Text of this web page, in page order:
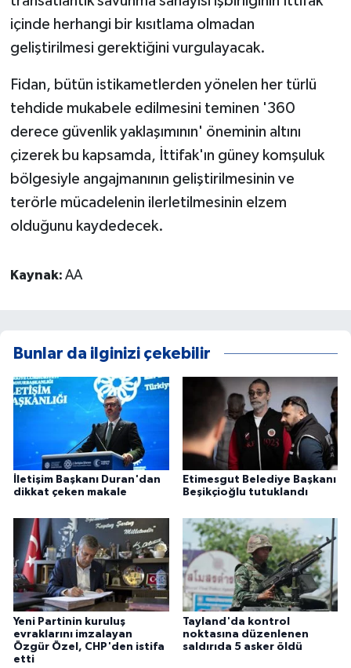
içinde herhangi bir kısıtlama olmadan
geliştirilmesi gerektiğini vurgulayacak.
Fidan, bütün istikametlerden yönelen her türlü
tehdide mukabele edilmesini teminen '360
derece güvenlik yaklaşımının' öneminin altını
çizerek bu kapsamda, İttifak'ın güney komşuluk
bölgesiyle angajmanının geliştirilmesinin ve
terörle mücadelenin ilerletilmesinin elzem
olduğunu kaydedecek.
Kaynak: AA
Bunlar da ilginizi çekebilir
İletişim Başkanı Duran'dan
dikkat çeken makale
Etimesgut Belediye Başkanı
Beşikçioğlu tutuklandı
Yeni Partinin kuruluş
evraklarını imzalayan
Özgür Özel, CHP'den istifa
etti
Tayland'da kontrol
noktasına düzenlenen
saldırıda 5 asker öldü